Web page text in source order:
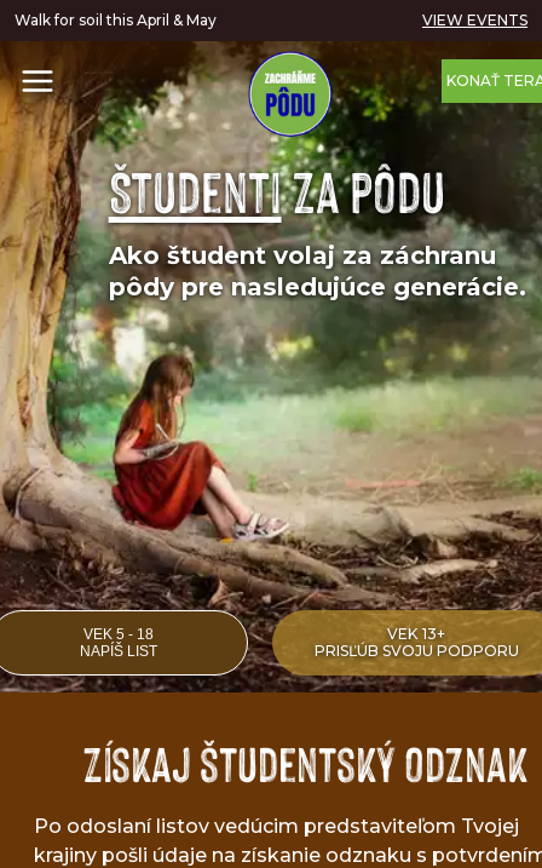
Walk for soil this April & May VIEW EVENTS
KONAŤ
Študentiza pôdu
Ako študent volaj za záchranu
pôdy pre nasledujúce generácie.
VEK 5 - 18
NAPÍŠ LIST
VEK 13+
PRISĽÚB SVOJU PODPORU
Získaj študentský odznak
Po odoslaní listov vedúcim predstaviteľom Tvojej
krajiny pošli údaje na získanie odznaku s